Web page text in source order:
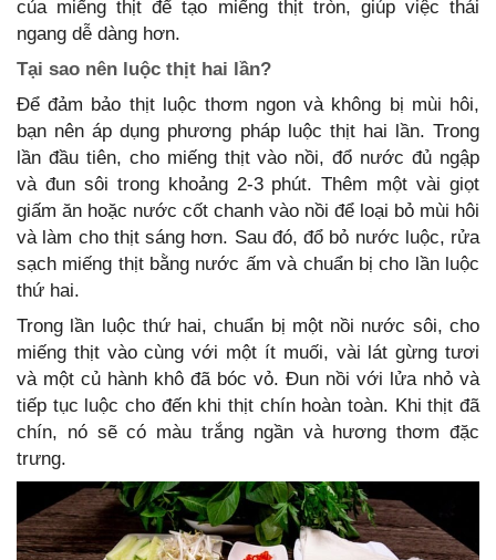
của miếng thịt để tạo miếng thịt tròn, giúp việc thái
ngang dễ dàng hơn.
Tại sao nên luộc thịt hai lần?
Để đảm bảo thịt luộc thơm ngon và không bị mùi hôi,
bạn nên áp dụng phương pháp luộc thịt hai lần. Trong
lần đầu tiên, cho miếng thịt vào nồi, đổ nước đủ ngập
và đun sôi trong khoảng 2-3 phút. Thêm một vài giọt
giấm ăn hoặc nước cốt chanh vào nồi để loại bỏ mùi hôi
và làm cho thịt sáng hơn. Sau đó, đổ bỏ nước luộc, rửa
sạch miếng thịt bằng nước ấm và chuẩn bị cho lần luộc
thứ hai.
Trong lần luộc thứ hai, chuẩn bị một nồi nước sôi, cho
miếng thịt vào cùng với một ít muối, vài lát gừng tươi
và một củ hành khô đã bóc vỏ. Đun nồi với lửa nhỏ và
tiếp tục luộc cho đến khi thịt chín hoàn toàn. Khi thịt đã
chín, nó sẽ có màu trắng ngần và hương thơm đặc
trưng.